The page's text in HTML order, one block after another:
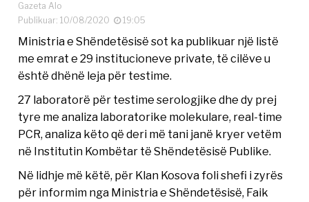
Gazeta Alo
Publikuar: 10/08/2020
19:05
Ministria e Shëndetësisë sot ka publikuar një listë
me emrat e 29 institucioneve private, të cilëve u
është dhënë leja për testime.
27 laboratorë për testime serologjike dhe dy prej
tyre me analiza laboratorike molekulare, real-time
PCR, analiza këto që deri më tani janë kryer vetëm
në Institutin Kombëtar të Shëndetësisë Publike.
Në lidhje më këtë, për Klan Kosova foli shefi i zyrës
për informim nga Ministria e Shëndetësisë, Faik